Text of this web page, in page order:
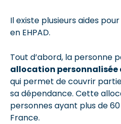
Il existe plusieurs aides
en EHPAD.
Tout d’abord, la personne
allocation personnalisée
qui permet de couvrir
sa dépendance. Cette
personnes ayant plus de
France.